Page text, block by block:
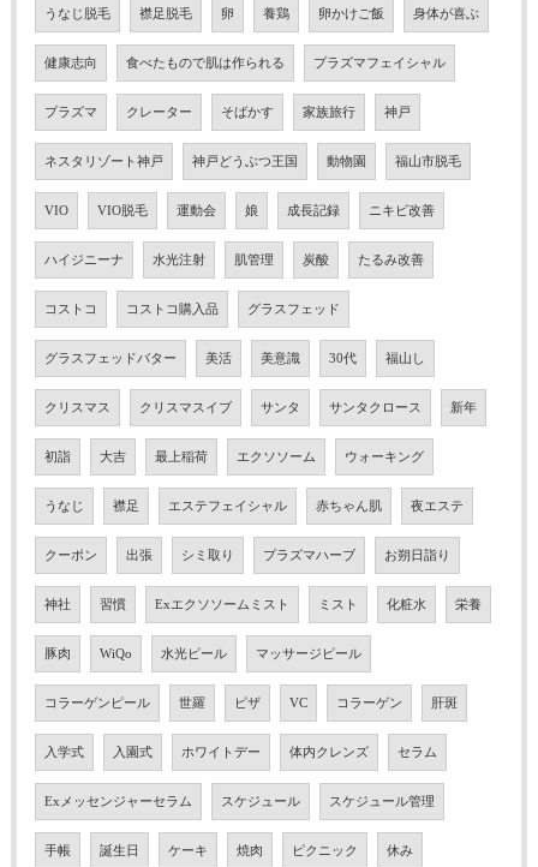
うなじ脱毛 襟足脱毛 卵 養鶏 卵かけご飯 身体が喜ぶ
健康志向 食べたもので肌は作られる プラズマフェイシャル
プラズマ クレーター そばかす 家族旅行 神戸
ネスタリゾート神戸 神戸どうぶつ王国 動物園 福山市脱毛
VIO VIO脱毛 運動会 娘 成長記録 ニキビ改善
ハイジニーナ 水光注射 肌管理 炭酸 たるみ改善
コストコ コストコ購入品 グラスフェッド
グラスフェッドバター 美活 美意識 30代 福山し
クリスマス クリスマスイブ サンタ サンタクロース 新年
初詣 大吉 最上稲荷 エクソソーム ウォーキング
うなじ 襟足 エステフェイシャル 赤ちゃん肌 夜エステ
クーポン 出張 シミ取り プラズマハーブ お朔日詣り
神社 習慣 Exエクソソームミスト ミスト 化粧水 栄養
豚肉 WiQo 水光ピール マッサージピール
コラーゲンピール 世羅 ピザ VC コラーゲン 肝斑
入学式 入園式 ホワイトデー 体内クレンズ セラム
Exメッセンジャーセラム スケジュール スケジュール管理
手帳 誕生日 ケーキ 焼肉 ピクニック 休み